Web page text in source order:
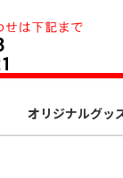
オリジナルグッ